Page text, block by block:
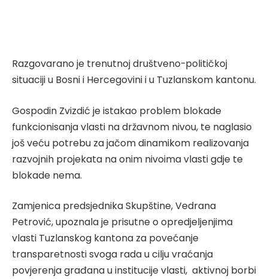
Razgovarano je trenutnoj društveno-političkoj
situaciji u Bosni i Hercegovini i u Tuzlanskom kantonu.
Gospodin Zvizdić je istakao problem blokade
funkcionisanja vlasti na državnom nivou, te naglasio
još veću potrebu za jačom dinamikom realizovanja
razvojnih projekata na onim nivoima vlasti gdje te
blokade nema.
Zamjenica predsjednika Skupštine, Vedrana
Petrović, upoznala je prisutne o opredjeljenjima
vlasti Tuzlanskog kantona za povećanje
transparetnosti svoga rada u cilju vraćanja
povjerenja građana u institucije vlasti, aktivnoj borbi